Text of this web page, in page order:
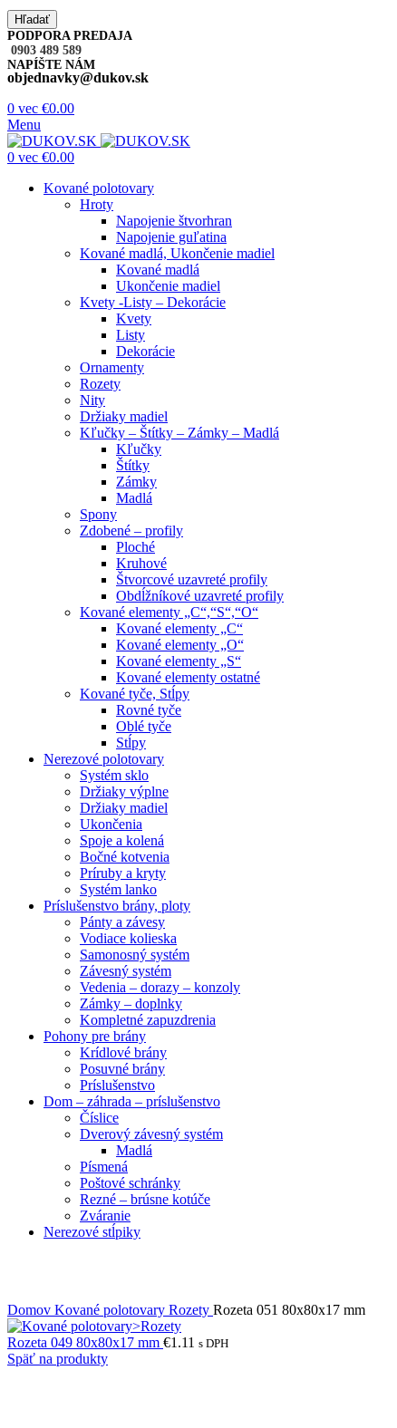
Hľadať
PODPORA PREDAJA
0903 489 589
NAPÍŠTE NÁM
objednavky@dukov.sk
0 vec €0.00
Menu
0 vec €0.00
Kované polotovary
Hroty
Napojenie štvorhran
Napojenie guľatina
Kované madlá, Ukončenie madiel
Kované madlá
Ukončenie madiel
Kvety -Listy – Dekorácie
Kvety
Listy
Dekorácie
Ornamenty
Rozety
Nity
Držiaky madiel
Kľučky – Štítky – Zámky – Madlá
Kľučky
Štítky
Zámky
Madlá
Spony
Zdobené – profily
Ploché
Kruhové
Štvorcové uzavreté profily
Obdĺžníkové uzavreté profily
Kované elementy „C“,“S“,“O“
Kované elementy „C“
Kované elementy „O“
Kované elementy „S“
Kované elementy ostatné
Kované tyče, Stĺpy
Rovné tyče
Oblé tyče
Stĺpy
Nerezové polotovary
Systém sklo
Držiaky výplne
Držiaky madiel
Ukončenia
Spoje a kolená
Bočné kotvenia
Príruby a kryty
Systém lanko
Príslušenstvo brány, ploty
Pánty a závesy
Vodiace kolieska
Samonosný systém
Závesný systém
Vedenia – dorazy – konzoly
Zámky – doplnky
Kompletné zapuzdrenia
Pohony pre brány
Krídlové brány
Posuvné brány
Príslušenstvo
Dom – záhrada – príslušenstvo
Číslice
Dverový závesný systém
Madlá
Písmená
Poštové schránky
Rezné – brúsne kotúče
Zváranie
Nerezové stĺpiky
Domov Kované polotovary Rozety Rozeta 051 80x80x17 mm
Rozeta 049 80x80x17 mm €1.11 s DPH
Späť na produkty